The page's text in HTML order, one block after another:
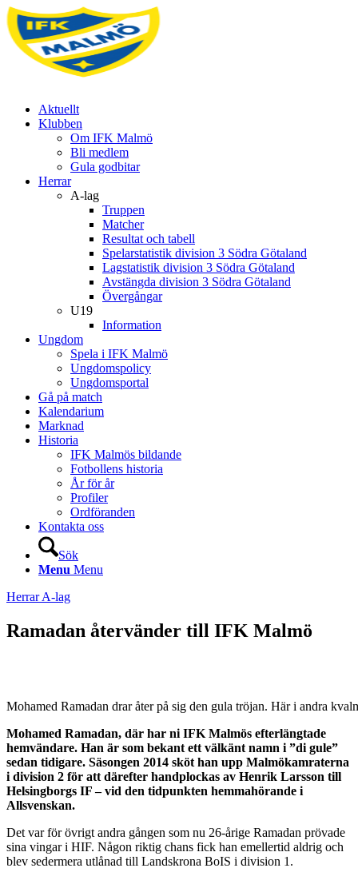
Aktuellt
Klubben
Om IFK Malmö
Bli medlem
Gula godbitar
Herrar
A-lag
Truppen
Matcher
Resultat och tabell
Spelarstatistik division 3 Södra Götaland
Lagstatistik division 3 Södra Götaland
Avstängda division 3 Södra Götaland
Övergångar
U19
Information
Ungdom
Spela i IFK Malmö
Ungdomspolicy
Ungdomsportal
Gå på match
Kalendarium
Marknad
Historia
IFK Malmös bildande
Fotbollens historia
År för år
Profiler
Ordföranden
Kontakta oss
Sök
Menu Menu
Herrar A-lag
Ramadan återvänder till IFK Malmö
Mohamed Ramadan drar åter på sig den gula tröjan. Här i andra
Mohamed Ramadan, där har ni IFK Malmös efterlängtade
hemvändare. Han är som bekant ett välkänt namn i ”di gule”
sedan tidigare. Säsongen 2014 sköt han upp Malmökamraterna
i division 2 för att därefter handplockas av Henrik Larsson till
Helsingborgs IF – vid den tidpunkten hemmahörande i
Allsvenskan.
Det var för övrigt andra gången som nu 26-årige Ramadan prövade
sina vingar i HIF. Någon riktig chans fick han emellertid aldrig och
blev sedermera utlånad till Landskrona BoIS i division 1.